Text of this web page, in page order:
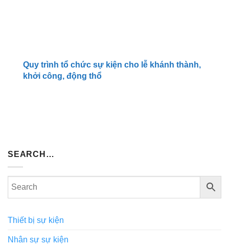
Quy trình tổ chức sự kiện cho lễ khánh thành,
khởi công, động thổ
SEARCH…
Thiết bị sự kiện
Nhân sự sự kiện